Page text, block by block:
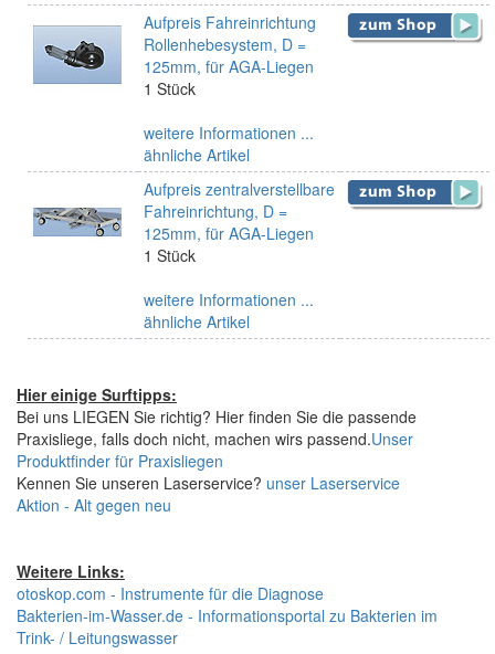
Aufpreis Fahreinrichtung
Rollenhebesystem, D =
125mm, für AGA-Liegen
1 Stück
weitere Informationen ...
ähnliche Artikel
Aufpreis zentralverstellbare
Fahreinrichtung, D =
125mm, für AGA-Liegen
1 Stück
weitere Informationen ...
ähnliche Artikel
Hier einige Surftipps:
Bei uns LIEGEN Sie richtig? Hier finden Sie die passende
Praxisliege, falls doch nicht, machen wirs passend.Unser
Produktfinder für Praxisliegen
Kennen Sie unseren Laserservice? unser Laserservice
Aktion - Alt gegen neu
Weitere Links:
otoskop.com - Instrumente für die Diagnose
Bakterien-im-Wasser.de - Informationsportal zu Bakterien im
Trink- / Leitungswasser